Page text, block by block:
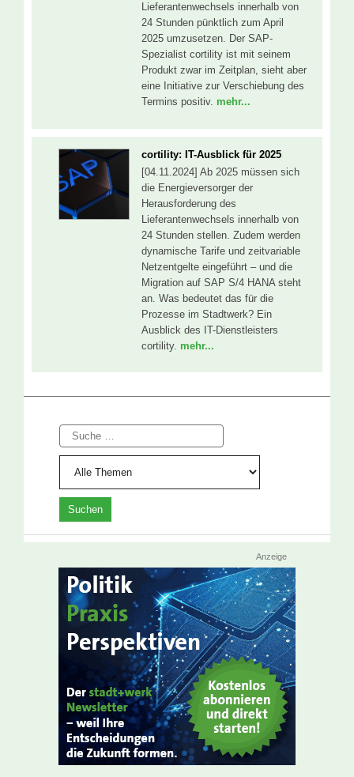
Lieferantenwechsels innerhalb von
24 Stunden pünktlich zum April
2025 umzusetzen. Der SAP-
Spezialist cortility ist mit seinem
Produkt zwar im Zeitplan, sieht aber
eine Initiative zur Verschiebung des
Termins positiv. mehr...
cortility: IT-Ausblick für 2025
[04.11.2024] Ab 2025 müssen sich
die Energieversorger der
Herausforderung des
Lieferantenwechsels innerhalb von
24 Stunden stellen. Zudem werden
dynamische Tarife und zeitvariable
Netzentgelte eingeführt – und die
Migration auf SAP S/4 HANA steht
an. Was bedeutet das für die
Prozesse im Stadtwerk? Ein
Ausblick des IT-Dienstleisters
cortility. mehr...
Suche
Anzeige